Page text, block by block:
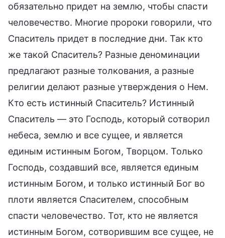
обязательно придет на землю, чтобы спасти
человечество. Многие пророки говорили, что
Спаситель придет в последние дни. Так кто
же такой Спаситель? Разные деноминации
предлагают разные толкования, а разные
религии делают разные утверждения о Нем.
Кто есть истинный Спаситель? Истинный
Спаситель — это Господь, который сотворил
небеса, землю и все сущее, и является
единым истинным Богом, Творцом. Только
Господь, создавший все, является единым
истинным Богом, и только истинный Бог во
плоти является Спасителем, способным
спасти человечество. Тот, кто не является
истинным Богом, сотворившим все сущее, не